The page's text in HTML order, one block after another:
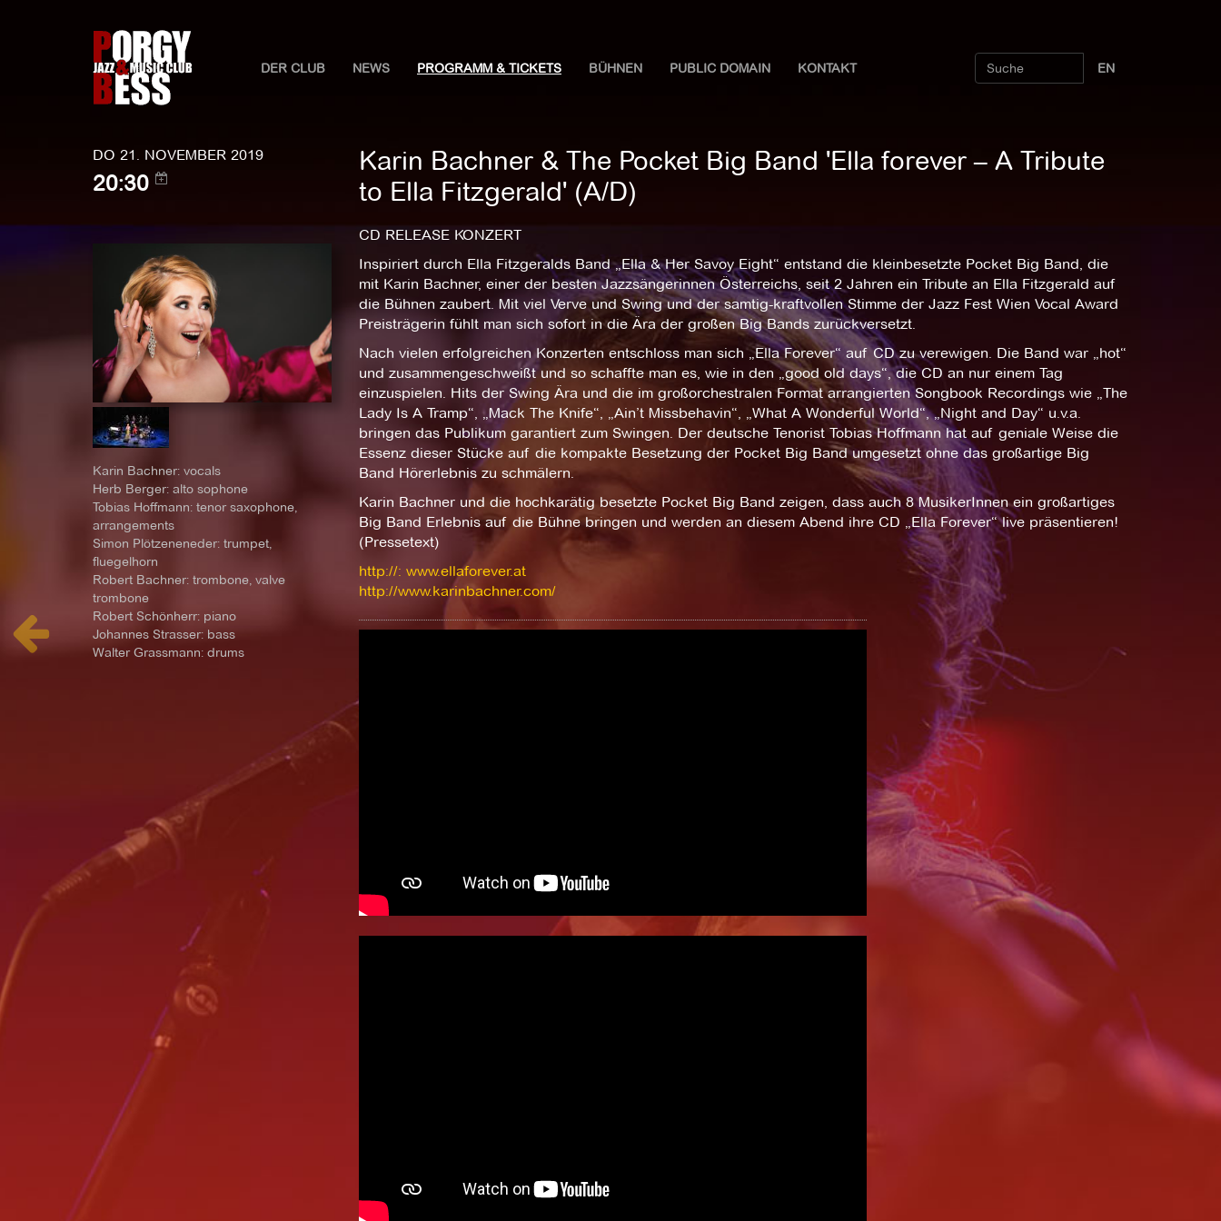
DER CLUB NEWS PROGRAMM & TICKETS BÜHNEN PUBLIC DOMAIN KONTAKT EN
DO 21. NOVEMBER 2019
20:30
Karin Bachner & The Pocket Big Band 'Ella forever – A Tribute
to Ella Fitzgerald' (A/D)
Karin Bachner: vocals
Herb Berger: alto sophone
Tobias Hoffmann: tenor saxophone,
arrangements
Simon Plötzeneneder: trumpet,
fluegelhorn
Robert Bachner: trombone, valve
trombone
Robert Schönherr: piano
Johannes Strasser: bass
Walter Grassmann: drums
CD RELEASE KONZERT
Inspiriert durch Ella Fitzgeralds Band „Ella & Her Savoy Eight“ entstand die kleinbesetzte Pocket Big Band, die
mit Karin Bachner, einer der besten Jazzsängerinnen Österreichs, seit 2 Jahren ein Tribute an Ella Fitzgerald auf
die Bühnen zaubert. Mit viel Verve und Swing und der samtig-kraftvollen Stimme der Jazz Fest Wien Vocal Award
Preisträgerin fühlt man sich sofort in die Ära der großen Big Bands zurückversetzt.
Nach vielen erfolgreichen Konzerten entschloss man sich „Ella Forever“ auf CD zu verewigen. Die Band war „hot“
und zusammengeschweißt und so schaffte man es, wie in den „good old days“, die CD an nur einem Tag
einzuspielen. Hits der Swing Ära und die im großorchestralen Format arrangierten Songbook Recordings wie „The
Lady Is A Tramp“, „Mack The Knife“, „Ain’t Missbehavin“, „What A Wonderful World“, „Night and Day“ u.v.a.
bringen das Publikum garantiert zum Swingen. Der deutsche Tenorist Tobias Hoffmann hat auf geniale Weise die
Essenz dieser Stücke auf die kompakte Besetzung der Pocket Big Band umgesetzt ohne das großartige Big
Band Hörerlebnis zu schmälern.
Karin Bachner und die hochkarätig besetzte Pocket Big Band zeigen, dass auch 8 MusikerInnen ein großartiges
Big Band Erlebnis auf die Bühne bringen und werden an diesem Abend ihre CD „Ella Forever“ live präsentieren!
(Pressetext)
http://: www.ellaforever.at
http://www.karinbachner.com/